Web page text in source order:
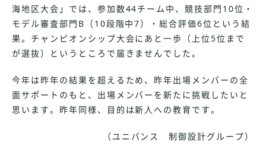
海地区大会」では、参加数44チーム中、競技部門10位・
モデル審査部門B（10段階中7）・総合評価6位という結
果。チャンピオンシップ大会にあと一歩（上位5位まで
が選抜）というところで届きませんでした。
今年は昨年の結果を超えるため、昨年出場メンバーの全
面サポートのもと、出場メンバーを新たに挑戦したいと
思います。昨年同様、目的は新人への教育です。
（ユニバンス 制御設計グループ）